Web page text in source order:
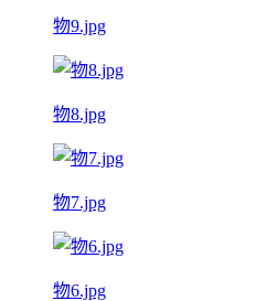
物9.jpg
物8.jpg
物7.jpg
物6.jpg